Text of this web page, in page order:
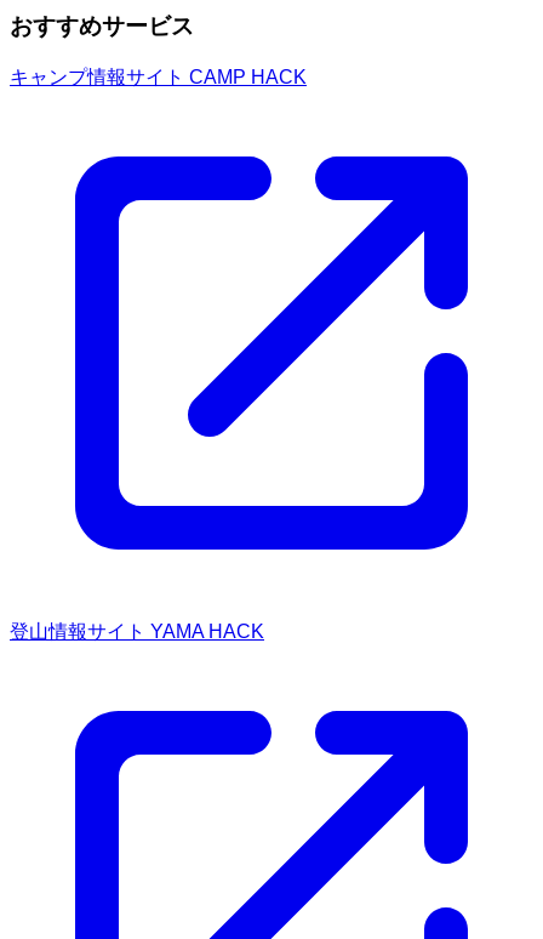
おすすめサービス
キャンプ情報サイト CAMP HACK
登山情報サイト YAMA HACK